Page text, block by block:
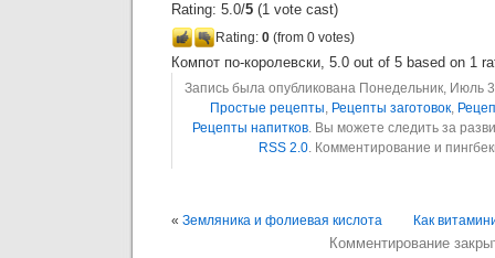
Rating: 5.0/5 (1 vote cast)
Rating: 0 (from 0 votes)
Компот по-королевски, 5.0 out of 5 based on 1
Запись была опубликована Понедельник, Июль
Простые рецепты, Рецепты заготовок,
Рецепты напитков. Вы можете следить за
RSS 2.0. Комментирование и
« Земляника и фолиевая кислота Как
Комментирование